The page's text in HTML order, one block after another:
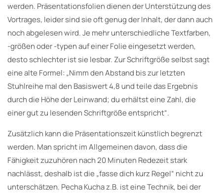
werden. Präsentationsfolien dienen der Unterstützung des
Vortrages, leider sind sie oft genug der Inhalt, der dann auch
noch abgelesen wird. Je mehr unterschiedliche Textfarben,
-größen oder -typen auf einer Folie eingesetzt werden,
desto schlechter ist sie lesbar. Zur Schriftgröße selbst sagt
eine alte Formel: „Nimm den Abstand bis zur letzten
Stuhlreihe mal den Basiswert 4,8 und teile das Ergebnis
durch die Höhe der Leinwand; du erhältst eine Zahl, die
einer gut zu lesenden Schriftgröße entspricht“.
Zusätzlich kann die Präsentationszeit künstlich begrenzt
werden. Man spricht im Allgemeinen davon, dass die
Fähigkeit zuzuhören nach 20 Minuten Redezeit stark
nachlässt, deshalb ist die „fasse dich kurz Regel“ nicht zu
unterschätzen. Pecha Kucha z.B. ist eine Technik, bei der